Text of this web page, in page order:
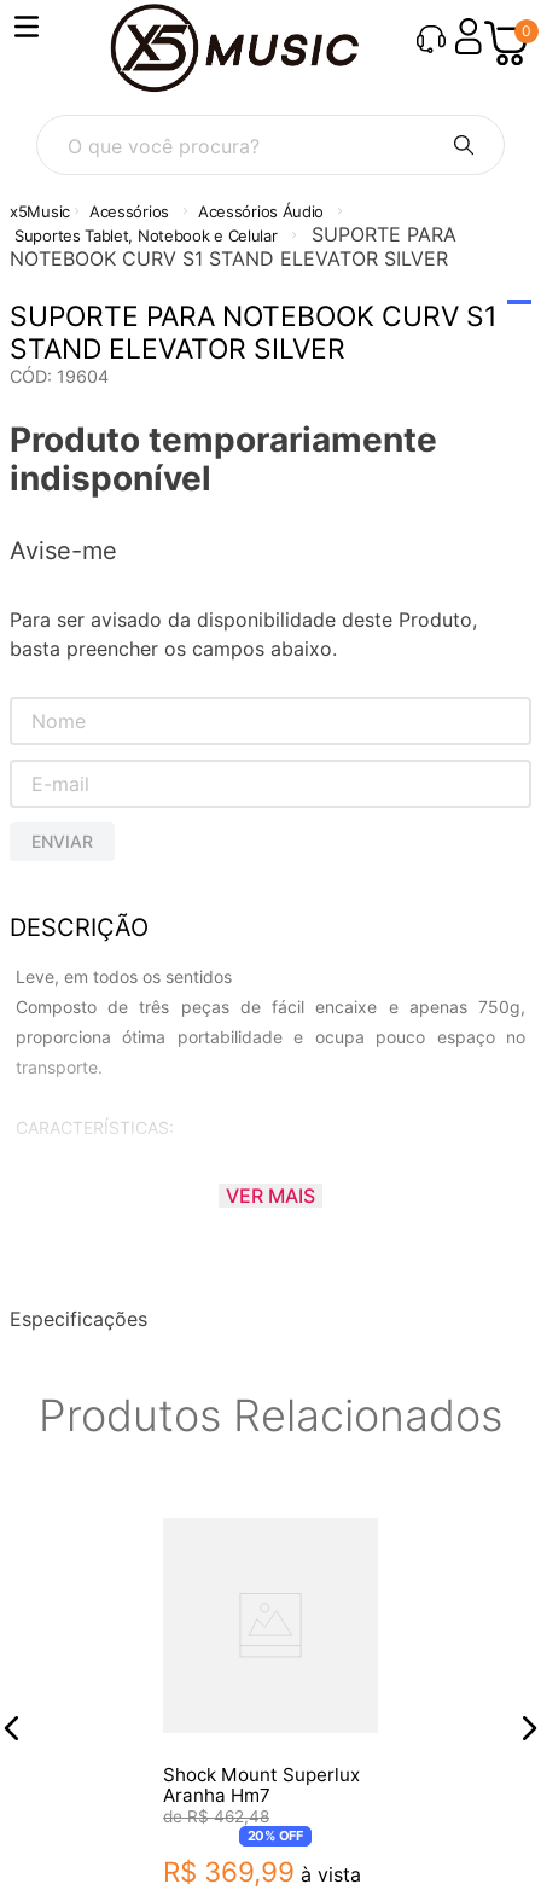
0
O que você procura?
Acessórios
Acessórios Áudio
Suportes Tablet, Notebook e Celular
SUPORTE PARA
NOTEBOOK CURV S1 STAND ELEVATOR SILVER
SUPORTE PARA NOTEBOOK CURV S1
STAND ELEVATOR SILVER
CÓD: 19604
Produto temporariamente
indisponível
Avise-me
Para ser avisado da disponibilidade deste Produto,
basta preencher os campos abaixo.
ENVIAR
DESCRIÇÃO
Leve, em todos os sentidos
Composto de três peças de fácil encaixe e apenas 750g,
proporciona ótima portabilidade e ocupa pouco espaço no
transporte.
CARACTERÍSTICAS:
- Leve, desmontável e portátil;
- Estrutura em alumínio fornece sólida estabilidade;
VER MAIS
Especificações
Produtos Relacionados
Shock Mount Superlux
Aranha Hm7
R$ 462,48
20%OFF
R$ 369,99 à vista